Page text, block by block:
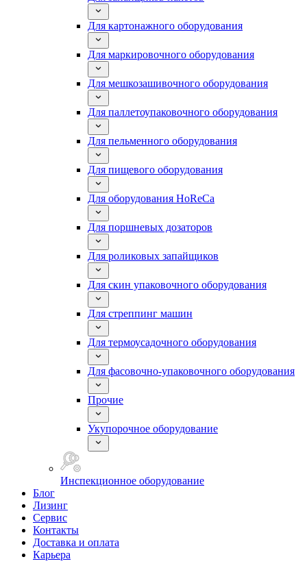
Для картонажного оборудования
Для маркировочного оборудования
Для мешкозашивочного оборудования
Для паллетоупаковочного оборудования
Для пельменного оборудования
Для пищевого оборудования
Для оборудования HoReCa
Для поршневых дозаторов
Для роликовых запайщиков
Для скин упаковочного оборудования
Для стреппинг машин
Для термоусадочного оборудования
Для фасовочно-упаковочного оборудования
Прочие
Укупорочное оборудование
Инспекционное оборудование
Блог
Лизинг
Сервис
Контакты
Доставка и оплата
Карьера